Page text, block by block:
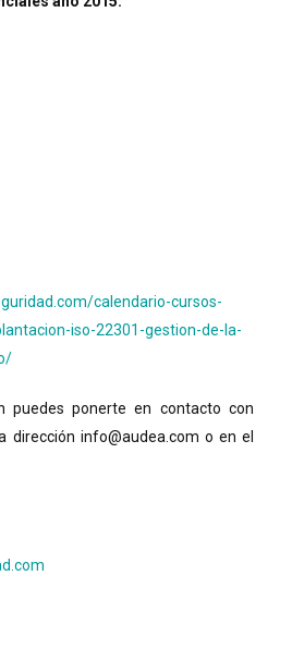
calendario-cursos-
iso-22301-gestion-de-la-
puedes ponerte en contacto con
dirección info@audea.com o en el